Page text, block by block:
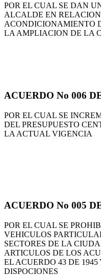
POR EL CUAL SE DAN
ALCALDE EN
ACONDICIONAMIENTO
LA AMPLIACION DE LA
ACUERDO No 006
POR EL CUAL SE
DEL PRESUPUESTO
LA ACTUAL VIGENCIA
ACUERDO No 005
POR EL CUAL SE
VEHICULOS
SECTORES DE LA
ARTICULOS DE LOS
EL ACUERDO 43 DE
DISPOCIONES